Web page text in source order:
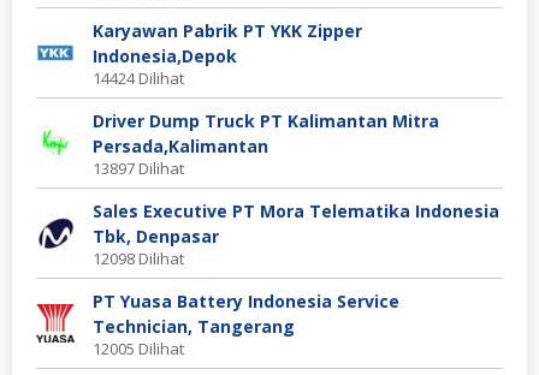
Karyawan Pabrik PT YKK Zipper
Indonesia,Depok
14424 Dilihat
Driver Dump Truck PT Kalimantan Mitra
Persada,Kalimantan
13897 Dilihat
Sales Executive PT Mora Telematika Indonesia
Tbk, Denpasar
12098 Dilihat
PT Yuasa Battery Indonesia Service
Technician, Tangerang
12005 Dilihat